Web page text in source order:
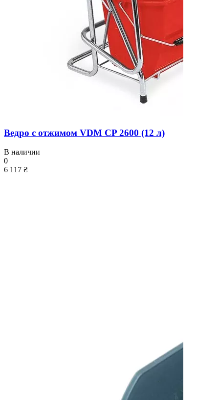
Ведро с отжимом VDM CP 2600 (12 л)
В наличии
0
6 117 ₴